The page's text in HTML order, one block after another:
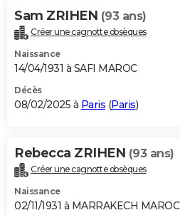
Carte de Noël
Carte Bonne année
Carte Saint-Valentin
Carte Pâques
Carte d'anniversaire
DICTIONNAIRE
Dictionnaire
Biographies
Citations
Expressions
Proverbes
PROGRAMME TV
S'inscrire
Se connecter
Lycées
Collèges
Primaires
Universités
Entreprises
Service militaire
Avis de recherche
AVIS DE DÉCÈS
Bricolage
Lifestyle
Culture
Sport
Auto
Television
Voyage
Cinema
Sam ZRIHEN (93 ans)
Créer une cagnotte obsèques
Naissance
14/04/1931 à SAFI MAROC
Décès
08/02/2025 à Paris (Paris)
Rebecca ZRIHEN (93 ans)
Créer une cagnotte obsèques
Naissance
02/11/1931 à MARRAKECH MAROC